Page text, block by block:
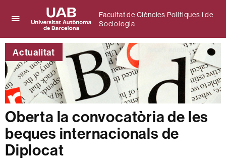
per
desplegar
el
menú
de
Facultat
de
Ciències
Polítiques
i
de
Sociologia
Universitat
Autònoma
de
Barcelona
Facultat de Ciències Polítiques i de
Sociologia
Actualitat
Oberta la convocatòria de les
beques internacionals de
Diplocat